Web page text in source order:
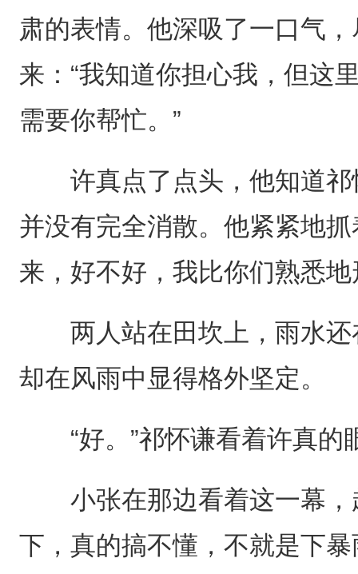
肃的表情。他深吸了一口气
来：“我知道你担心我，但这
需要你帮忙。”
许真点了点头，他知道祁
并没有完全消散。他紧紧地
来，好不好，我比你们熟悉地
两人站在田坎上，雨水还
却在风雨中显得格外坚定。
“好。”祁怀谦看着许真的
小张在那边看着这一幕，
下，真的搞不懂，不就是下